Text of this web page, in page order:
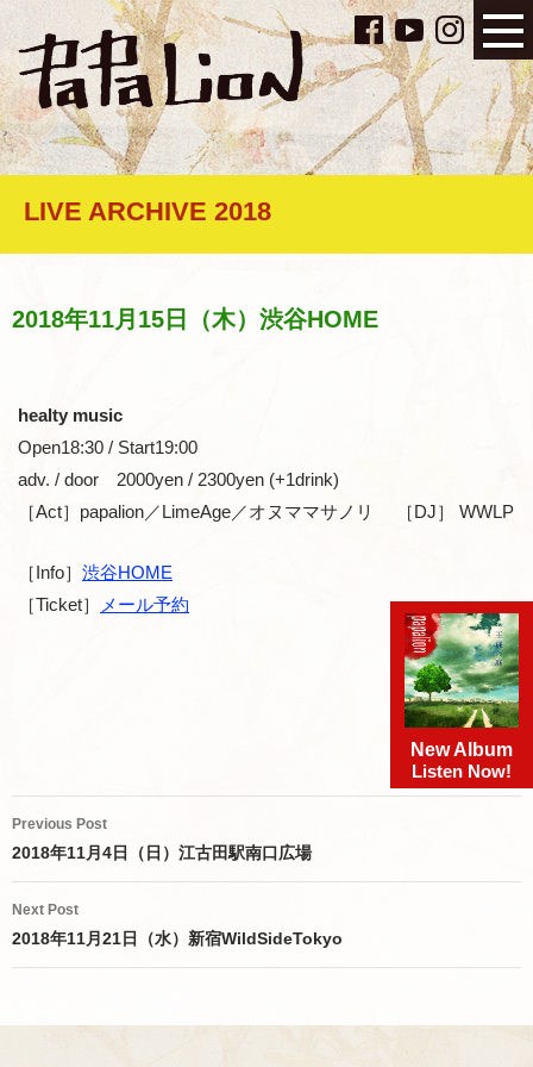
LIVE ARCHIVE 2018
2018年11月15日（木）渋谷HOME
healty music
Open18:30 / Start19:00
adv. / door 2000yen / 2300yen (+1drink)
［Act］papalion／LimeAge／オヌママサノリ ［DJ］ WWLP
［Info］ 渋谷HOME
［Ticket］
メール予約
Post
navigation
Previous Post
2018年11月4日（日）江古田駅南口広場
Next Post
2018年11月21日（水）新宿WildSideTokyo
New Album
Listen Now!